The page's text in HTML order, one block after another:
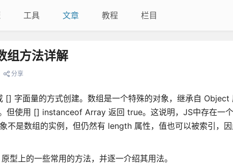
工具 文章 教程 栏目
方法详解
分享
[] 字面量的方式创建。数组是一个特殊的对象，继承自
但使用 [] instanceof Array 返回 true。这说明，JS中存在一
是数组的实例，但仍然有 length 属性，值也可以被索引，
型上的一些常用的方法，并逐一介绍其用法。